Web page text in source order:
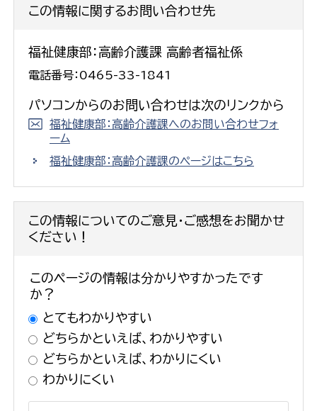
この情報に関するお問い合わせ先
福祉健康部：高齢介護課 高齢者福祉係
電話番号：0465-33-1841
パソコンからのお問い合わせは次のリンクから
福祉健康部：高齢介護課へのお問い合わせフォ
ーム
福祉健康部：高齢介護課のページはこちら
この情報についてのご意見・ご感想をお聞かせ
ください！
このページの情報は分かりやすかったです
か？
とてもわかりやすい
どちらかといえば、わかりやすい
どちらかといえば、わかりにくい
わかりにくい